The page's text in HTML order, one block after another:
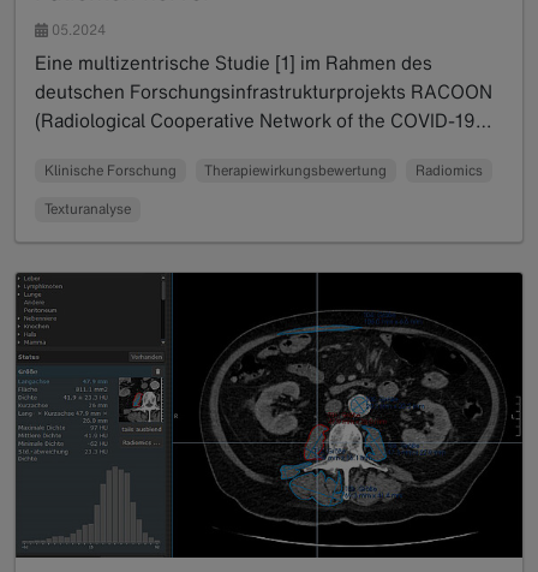
05.2024
Eine multizentrische Studie [1] im Rahmen des
deutschen Forschungsinfrastrukturprojekts RACOON
(Radiological Cooperative Network of the COVID-19…
Klinische Forschung Therapiewirkungsbewertung Radiomics
Texturanalyse